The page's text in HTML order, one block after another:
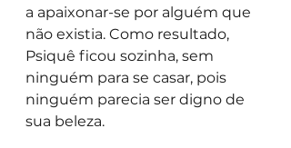
a apaixonar-se por alguém que
não existia. Como resultado,
Psiquê ficou sozinha, sem
ninguém para se casar, pois
ninguém parecia ser digno de
sua beleza.